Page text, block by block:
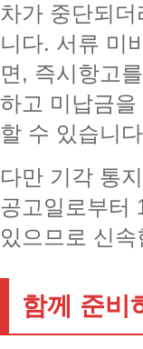
차가 중단되
니다. 서류 미
면, 즉시항고
하고 미납금
할 수 있습니
다만 기각 통
공고일로부터
있으므로 신
함께 준비